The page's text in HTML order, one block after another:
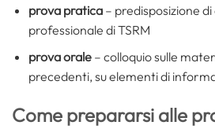
prova pratica– predisposizione
professionale di TSRM
prova orale – colloquio sulle
precedenti, su elementi di
Come prepararsi alle